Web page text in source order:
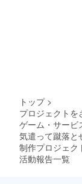
トップ >
プロジェクトを
ゲーム・サービ
気遣って蹴落と
制作プロジェク
活動報告一覧